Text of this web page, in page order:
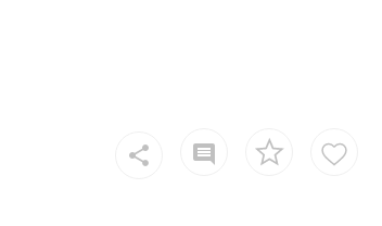
share insert_comment